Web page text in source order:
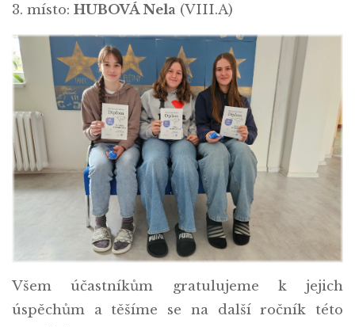
3. místo: HUBOVÁ Nela (VIII.A)
Všem účastníkům gratulujeme k jejich
úspěchům a těšíme se na další ročník této